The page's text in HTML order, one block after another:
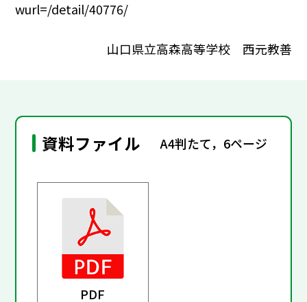
wurl=/detail/40776/
山口県立高森高等学校 西元教善
資料ファイル A4判たて，6ページ
PDF